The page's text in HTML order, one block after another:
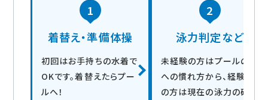
1
着替え・準備体操
初回はお手持ちの水着で
OKです。着替えたらプー
ルへ！
2
泳力判定など
未経験の方はプールの水
への慣れ方から、経験者
の方は現在の泳力の確認